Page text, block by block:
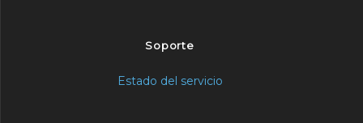
Soporte
Estado del servicio